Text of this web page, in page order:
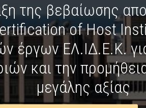
της βεβαίωσης
of Host
έργων ΕΛ.ΙΔ.Ε.Κ.
και την
μεγάλης αξίας